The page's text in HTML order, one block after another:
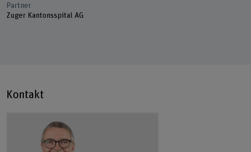
Partner
Zuger Kantonsspital AG
Kontakt